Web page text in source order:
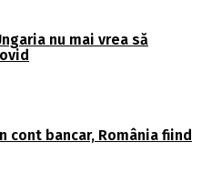
nu mai vrea să
cont bancar, România fiind